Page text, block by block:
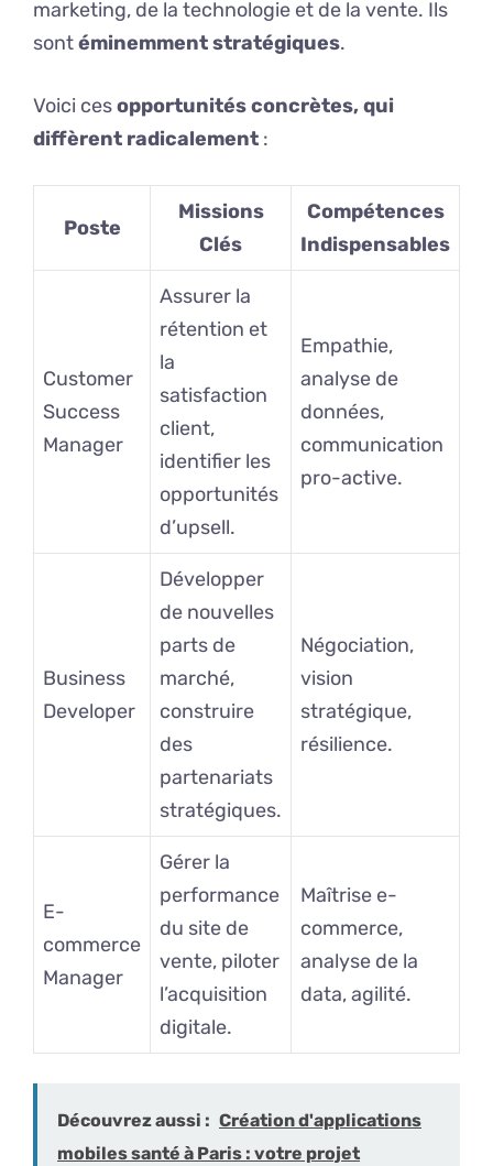
marketing, de la technologie et de la vente. Ils
sontéminemment stratégiques.
Voici cesopportunités concrètes, qui
diffèrent radicalement :
Poste
Missions
Clés
Compétences
Indispensables
Customer
Success
Manager
Assurer la
rétention et
la
satisfaction
client,
identifier les
opportunités
d’upsell.
Empathie,
analyse de
données,
communication
pro-active.
Business
Developer
Développer
de nouvelles
parts de
marché,
construire
des
partenariats
stratégiques.
Négociation,
vision
stratégique,
résilience.
E-
commerce
Manager
Gérer la
performance
du site de
vente, piloter
l’acquisition
digitale.
Maîtrise e-
commerce,
analyse de la
data, agilité.
Découvrez aussi : Création d'applications
mobiles santé à Paris : votre projet